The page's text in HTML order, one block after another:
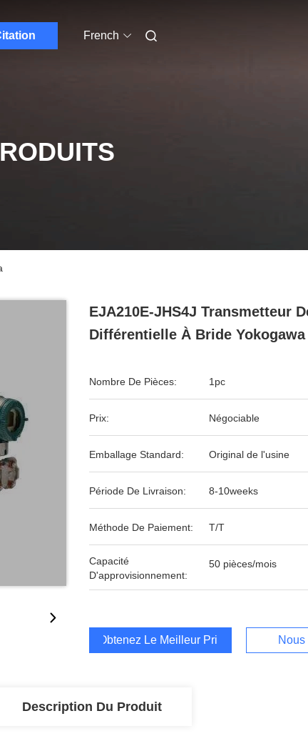
French
EJA210E-JHS4J Transmetteur
Différentielle À Bride Yokogawa
Nombre De Pièces: 1pc
Prix: Négociable
Emballage Standard: Original de l'usine
Période De Livraison: 8-10weeks
Méthode De Paiement: T/T
Capacité
D'approvisionnement:
50 pièces/mois
Obtenez Le Meilleur Prix Nous
Description Du Produit